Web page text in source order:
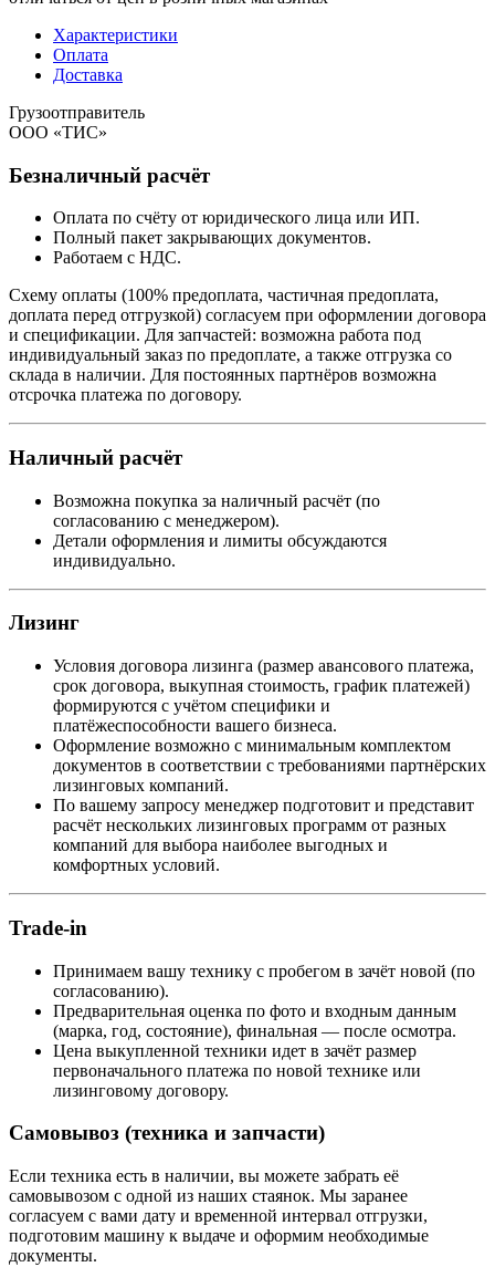
Характеристики
Оплата
Доставка
Грузоотправитель
ООО «ТИС»
Безналичный расчёт
Оплата по счёту от юридического лица или ИП.
Полный пакет закрывающих документов.
Работаем с НДС.
Схему оплаты (100% предоплата, частичная предоплата,
доплата перед отгрузкой) согласуем при оформлении договора
и спецификации. Для запчастей: возможна работа под
индивидуальный заказ по предоплате, а также отгрузка со
склада в наличии. Для постоянных партнёров возможна
отсрочка платежа по договору.
Наличный расчёт
Возможна покупка за наличный расчёт (по
согласованию с менеджером).
Детали оформления и лимиты обсуждаются
индивидуально.
Лизинг
Условия договора лизинга (размер авансового платежа,
срок договора, выкупная стоимость, график платежей)
формируются с учётом специфики и
платёжеспособности вашего бизнеса.
Оформление возможно с минимальным комплектом
документов в соответствии с требованиями партнёрских
лизинговых компаний.
По вашему запросу менеджер подготовит и представит
расчёт нескольких лизинговых программ от разных
компаний для выбора наиболее выгодных и
комфортных условий.
Trade-in
Принимаем вашу технику с пробегом в зачёт новой (по
согласованию).
Предварительная оценка по фото и входным данным
(марка, год, состояние), финальная — после осмотра.
Цена выкупленной техники идет в зачёт размер
первоначального платежа по новой технике или
лизинговому договору.
Самовывоз (техника и запчасти)
Если техника есть в наличии, вы можете забрать её
самовывозом с одной из наших стаянок. Мы заранее
согласуем с вами дату и временной интервал отгрузки,
подготовим машину к выдаче и оформим необходимые
документы.